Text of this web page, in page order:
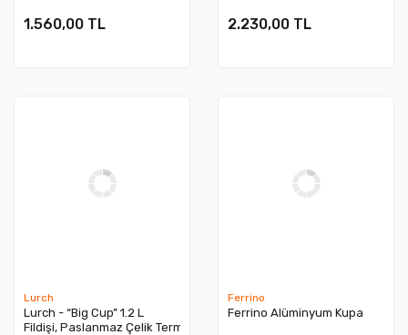
Sızdırmaz - 240855
1.560,00 TL
- 270973
2.230,00 TL
Lurch
Lurch - “Big Cup” 1.2 L
Fildişi, Paslanmaz Çelik Termos -
Ferrino
Ferrino Alüminyum Kupa